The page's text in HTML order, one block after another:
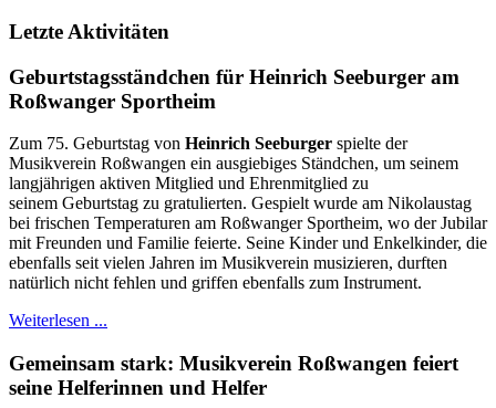
Letzte Aktivitäten
Geburtstagsständchen für Heinrich Seeburger am
Roßwanger Sportheim
Zum 75. Geburtstag von Heinrich Seeburger spielte der
Musikverein Roßwangen ein ausgiebiges Ständchen, um seinem
langjährigen aktiven Mitglied und Ehrenmitglied zu
seinem Geburtstag zu gratulierten. Gespielt wurde am Nikolaustag
bei frischen Temperaturen am Roßwanger Sportheim, wo der Jubilar
mit Freunden und Familie feierte. Seine Kinder und Enkelkinder, die
ebenfalls seit vielen Jahren im Musikverein musizieren, durften
natürlich nicht fehlen und griffen ebenfalls zum Instrument.
Weiterlesen ...
Gemeinsam stark: Musikverein Roßwangen feiert
seine Helferinnen und Helfer